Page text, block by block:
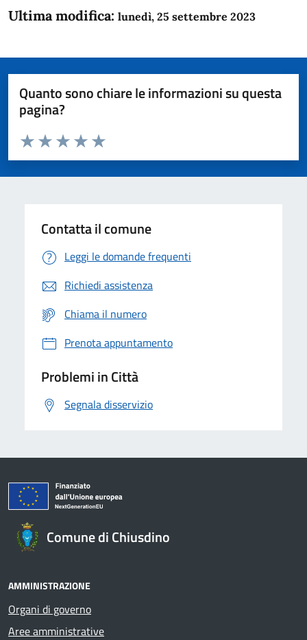
Ultima modifica: lunedì, 25 settembre 2023
Quanto sono chiare le informazioni su questa
pagina?
Domanda
Valuta da 1 a 5 stelle la pagina
Valuta 5 stelle su 5
Valuta 4 stelle su 5
Valuta 3 stelle su 5
Valuta 2 stelle su 5
Valuta 1 stelle su 5
Contatta il comune
Leggi le domande frequenti
Richiedi assistenza
Chiama il numero
Prenota appuntamento
Problemi in Città
Segnala disservizio
Comune di Chiusdino
AMMINISTRAZIONE
Organi di governo
Aree amministrative